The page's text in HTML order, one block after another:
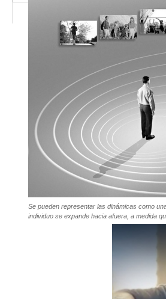
Se pueden representar las dinámicas como
individuo se expande hacia afuera, a medida